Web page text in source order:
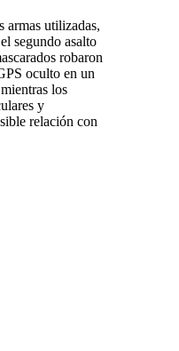
armas utilizadas,
segundo asalto
robaron
oculto en un
los
y
relación con